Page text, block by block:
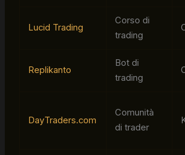
Lucid Trading
Corso di
trading
Replikanto
Bot di
trading
DayTraders.com
Comunità
di trader